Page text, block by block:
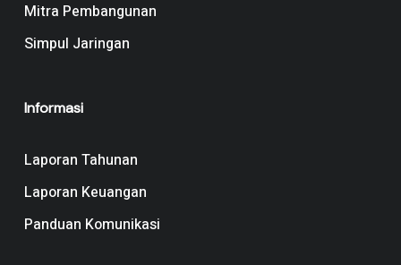
Mitra Pembangunan
Simpul Jaringan
Informasi
Laporan Tahunan
Laporan Keuangan
Panduan Komunikasi